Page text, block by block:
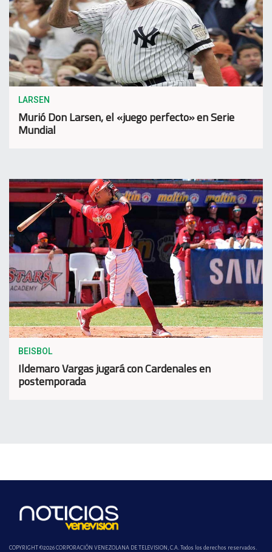
LARSEN
Murió Don Larsen, el «juego perfecto» en Serie
Mundial
BEISBOL
Ildemaro Vargas jugará con Cardenales en
postemporada
COPYRIGHT ©2026 CORPORACIÓN VENEZOLANA DE TELEVISION, C.A. Todos los derechos reservados.